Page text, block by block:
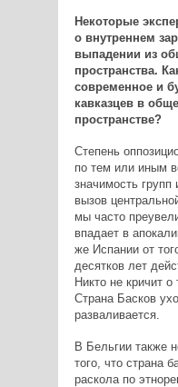
Некоторые
о внутреннем
выпадении из
пространства.
современное и
кавказцев в
пространстве?
Степень
по тем или иным
значимость
вызов
мы часто
впадает в
же Испании от
десятков лет
Никто не кричит
Страна Басков
разваливается.
В Бельгии также
того, что страна
раскола по